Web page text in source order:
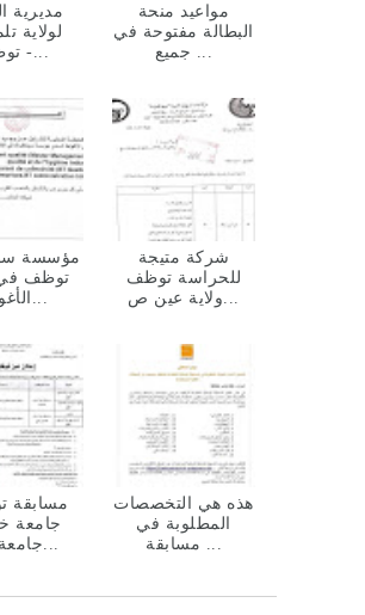
مديرية
لولاية
توظف -...
مواعيد منحة
البطالة مفتوحة في
مؤسسة
توظف في
شركة متيجة
للحراسة توظف
مسابقة
جامعة
هذه هي التخصصات
المطلوبة في